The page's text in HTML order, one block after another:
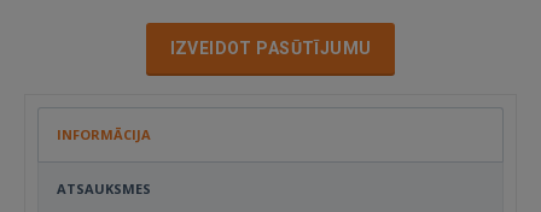
IZVEIDOT PASŪTĪJUMU
INFORMĀCIJA
ATSAUKSMES